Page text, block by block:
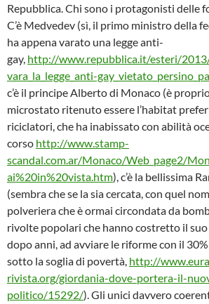
Repubblica. Chi sono i protagonisti delle
C’è Medvedev (sì, il primo ministro della
ha appena varato una legge anti-
gay, http://www.repubblica.it/esteri/
vara_la_legge_anti-
c’è il principe Alberto di Monaco (è
microstato ritenuto essere l’habitat
riciclatori, che ha inabissato con abilità
corso http://www.stamp-
scandal.com.ar/Monaco/Web_page2/
ai%20in%20vista.htm), c’è la bellissima
(sembra che se la sia cercata, con quel
polveriera che è ormai circondata da
rivolte popolari che hanno costretto il
dopo anni, ad avviare le riforme con il
sotto la soglia di povertà, http://
rivista.org/giordania-dove-portera-il-
politico/15292/). Gli unici davvero